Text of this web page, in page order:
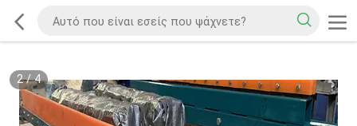
2/4